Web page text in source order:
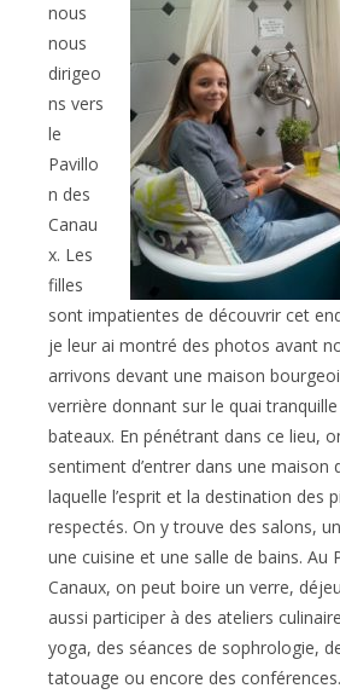
nous
nous
dirigeo
ns vers
le
Pavillo
n des
Canau
x. Les
filles
sont impatientes de découvrir cet
je leur ai montré des photos avant
arrivons devant une maison
verrière donnant sur le quai
bateaux. En pénétrant dans ce lieu,
sentiment d’entrer dans une maison
laquelle l’esprit et la destination des
respectés. On y trouve des salons,
une cuisine et une salle de bains. Au
Canaux, on peut boire un verre,
aussi participer à des ateliers
yoga, des séances de sophrologie,
tatouage ou encore des